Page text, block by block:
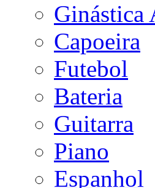
Ginástica
Capoeira
Futebol
Bateria
Guitarra
Piano
Espanhol